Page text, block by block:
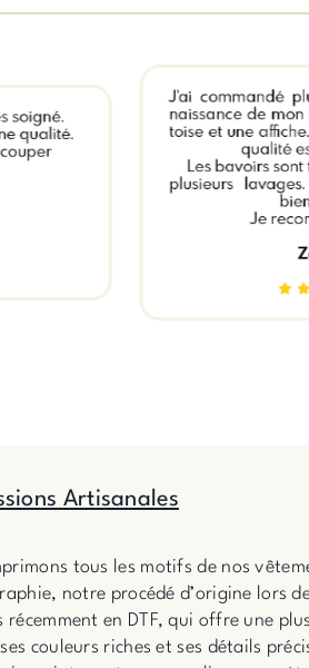
Artisanales
tous les motifs de nos
notre procédé d’origine lors
récemment en DTF, qui offre une
couleurs riches et ses détails